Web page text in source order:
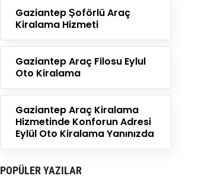
Gaziantep Şoförlü Araç
Kiralama Hizmeti
Gaziantep Araç Filosu Eylul
Oto Kiralama
Gaziantep Araç Kiralama
Hizmetinde Konforun Adresi
Eylül Oto Kiralama Yanınızda
POPÜLER YAZILAR